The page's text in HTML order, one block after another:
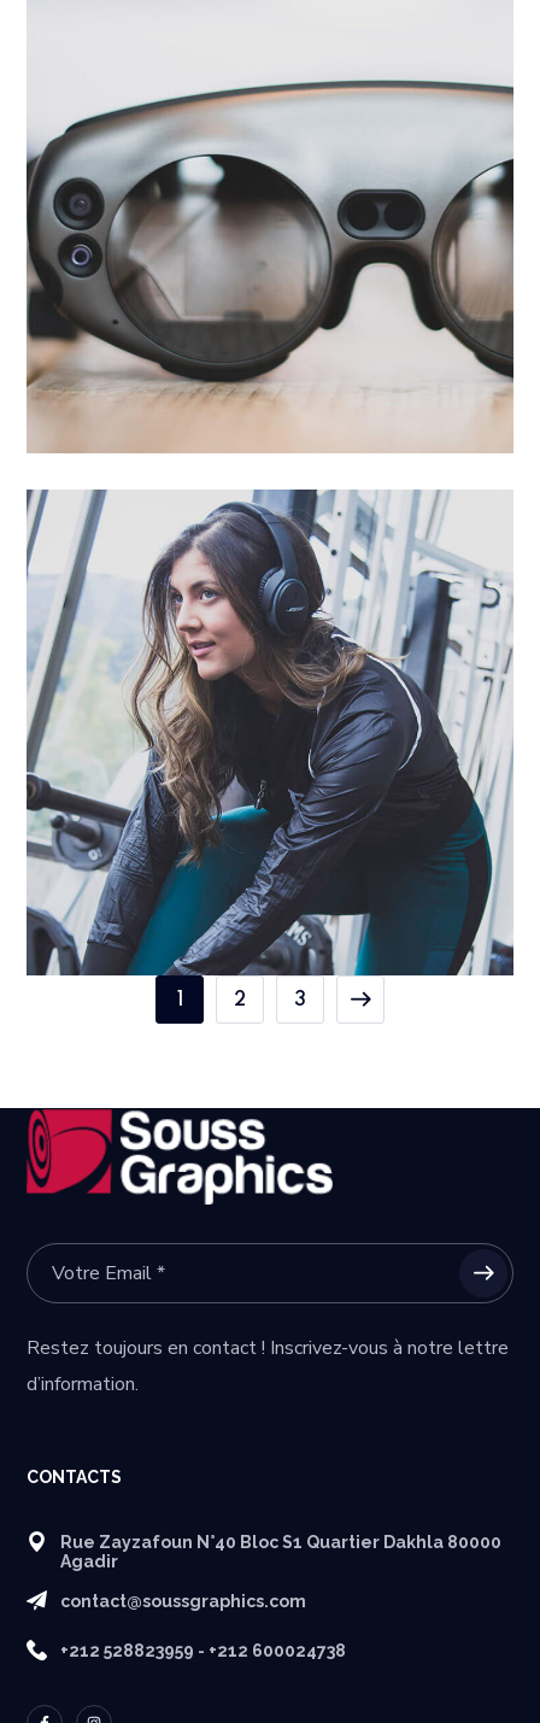
1 2 3
Restez toujours en contact ! Inscrivez-vous à notre lettre
d’information.
CONTACTS
Rue Zayzafoun N°40 Bloc S1 Quartier Dakhla 80000
Agadir
contact@soussgraphics.com
+212 528823959 - +212 600024738